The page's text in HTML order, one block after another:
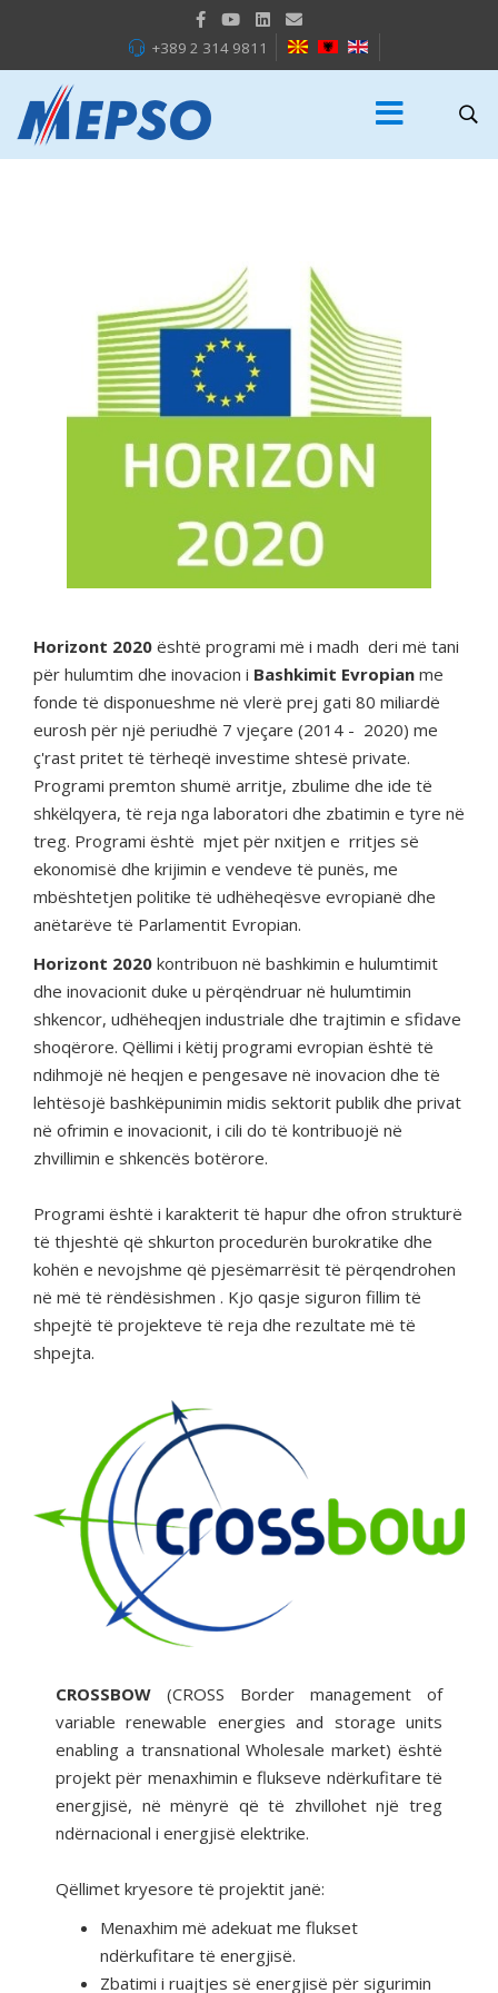
+389 2 314 9811
Horizont 2020 është programi më i madh deri më tani
për hulumtim dhe inovacion i Bashkimit Evropian me
fonde të disponueshme në vlerë prej gati 80 miliardë
eurosh për një periudhë 7 vjeçare (2014 - 2020) me
ç'rast pritet të tërheqë investime shtesë private.
Programi premton shumë arritje, zbulime dhe ide të
shkëlqyera, të reja nga laboratori dhe zbatimin e tyre në
treg. Programi është mjet për nxitjen e rritjes së
ekonomisë dhe krijimin e vendeve të punës, me
mbështetjen politike të udhëheqësve evropianë dhe
anëtarëve të Parlamentit Evropian.
Horizont 2020 kontribuon në bashkimin e hulumtimit
dhe inovacionit duke u përqëndruar në hulumtimin
shkencor, udhëheqjen industriale dhe trajtimin e sfidave
shoqërore. Qëllimi i këtij programi evropian është të
ndihmojë në heqjen e pengesave në inovacion dhe të
lehtësojë bashkëpunimin midis sektorit publik dhe privat
në ofrimin e inovacionit, i cili do të kontribuojë në
zhvillimin e shkencës botërore.
Programi është i karakterit të hapur dhe ofron strukturë
të thjeshtë që shkurton procedurën burokratike dhe
kohën e nevojshme që pjesëmarrësit të përqendrohen
në më të rëndësishmen . Kjo qasje siguron fillim të
shpejtë të projekteve të reja dhe rezultate më të
shpejta.
CROSSBOW (CROSS Border management of
variable renewable energies and storage units
enabling a transnational Wholesale market) është
projekt për menaxhimin e flukseve ndërkufitare të
energjisë, në mënyrë që të zhvillohet një treg
ndërnacional i energjisë elektrike.
Qëllimet kryesore të projektit janë:
Menaxhim më adekuat me flukset
ndërkufitare të energjisë.
Zbatimi i ruajtjes së energjisë për sigurimin